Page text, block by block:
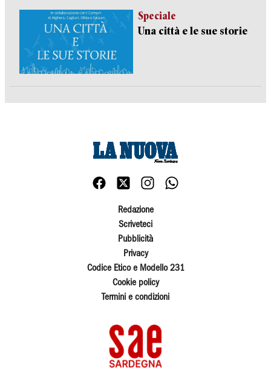
Speciale
Una città e le sue storie
Redazione
Scriveteci
Pubblicità
Privacy
Codice Etico e Modello 231
Cookie policy
Termini e condizioni